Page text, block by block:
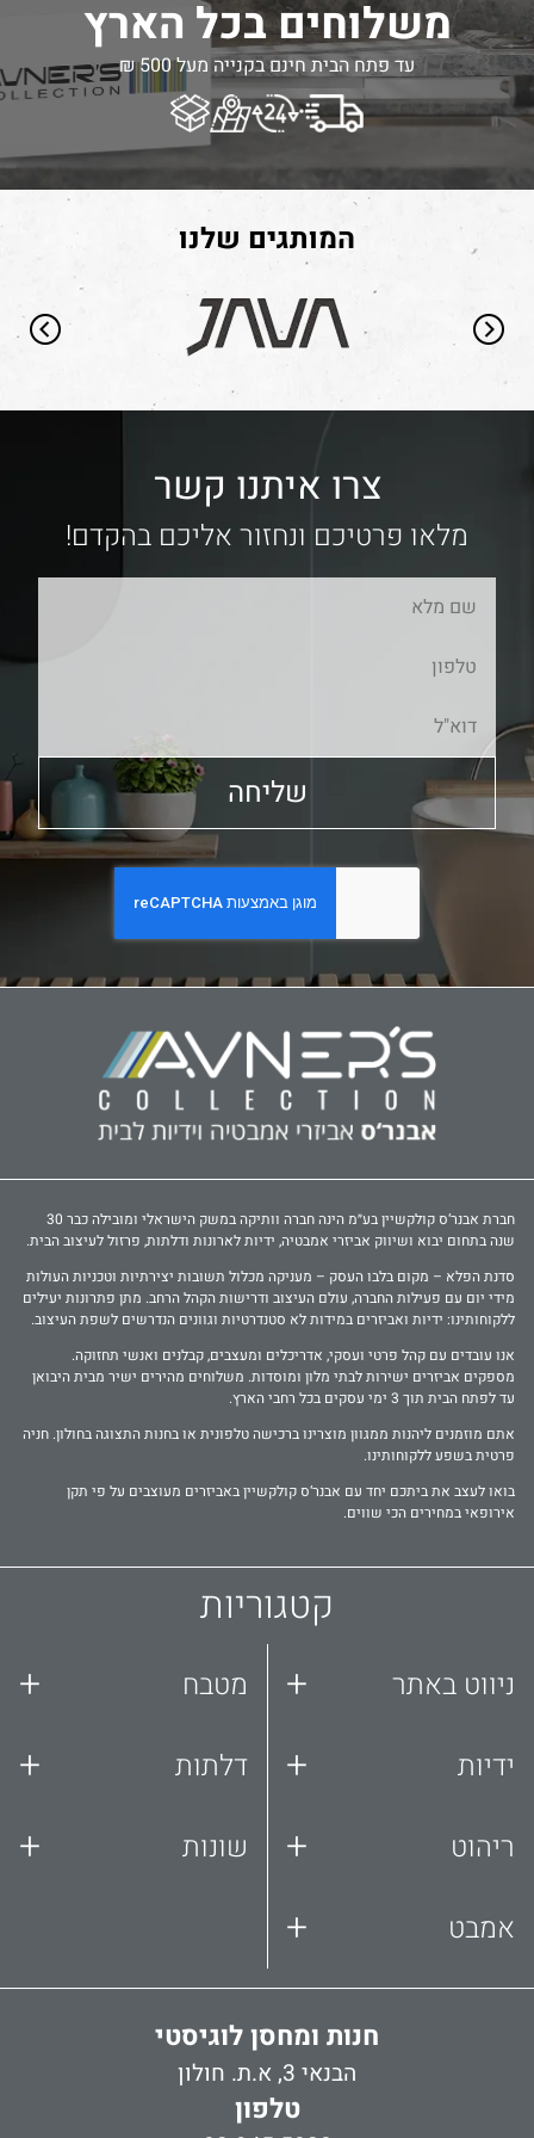
משלוחים בכל הארץ
עד פתח הבית חינם בקנייה מעל 500 ₪
המותגים שלנו
צרו איתנו קשר
מלאו פרטיכם ונחזור אליכם בהקדם!
שליחה
חברת אבנר‘ס קולקשיין בע״מ הינה חברה וותיקה במשק הישראלי ומובילה כבר 30
שנה בתחום יבוא ושיווק אביזרי אמבטיה, ידיות לארונות ודלתות, פרזול לעיצוב הבית.
סדנת הפלא – מקום בלבו העסק – מעניקה מכלול תשובות יצירתיות וטכניות העולות
מידי יום עם פעילות החברה, עולם העיצוב ודרישות הקהל הרחב. מתן פתרונות יעילים
ללקוחותינו: ידיות ואביזרים במידות לא סטנדרטיות וגוונים הנדרשים לשפת העיצוב.
אנו עובדים עם קהל פרטי ועסקי, אדריכלים ומעצבים, קבלנים ואנשי תחזוקה.
מספקים אביזרים ישירות לבתי מלון ומוסדות. משלוחים מהירים ישיר מבית היבואן
עד לפתח הבית תוך 3 ימי עסקים בכל רחבי הארץ.
אתם מוזמנים ליהנות ממגוון מוצרינו ברכישה טלפונית או בחנות התצוגה בחולון. חניה
פרטית בשפע ללקוחותינו.
בואו לעצב את ביתכם יחד עם אבנר‘ס קולקשיין באביזרים מעוצבים על פי תקן
אירופאי במחירים הכי שווים.
קטגוריות
ניווט באתר +
ידיות +
ריהוט +
אמבט +
מטבח +
דלתות +
שונות +
חנות ומחסן לוגיסטי
הבנאי 3, א.ת. חולון
טלפון